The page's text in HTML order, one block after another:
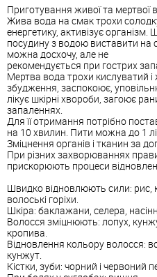
Приготування живої та мертвої
Жива вода на смак трохи
енергетику, активізує організм.
посудину з водою виставити на
можна досхочу, але не
рекомендується при гострих
Мертва вода трохи кислуватий
збудження, заспокоює,
лікує шкірні хвороби, загоює
запаленнях.
Для її отримання потрібно
на 10 хвилин. Пити можна до 1
Зміцнення органів і тканин за
При різних захворюваннях
прискорюють процеси
Швидко відновлюють сили: рис,
волоські горіхи.
Шкіра: баклажани, селера,
Волосся зміцнюють: лопух,
кропива.
Відновлення кольору волосся:
кунжут.
Кістки, зуби: чорний і червоний